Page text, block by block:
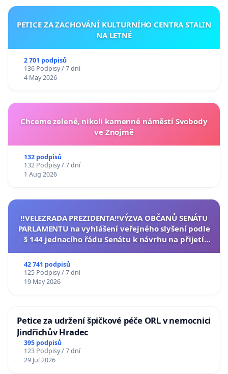
PETICE ZA ZACHOVÁNÍ KULTURNÍHO CENTRA STALIN
NA LETNÉ
2 701 podpisů
136 Podpisy / 7 dní
4 May 2026
Chceme zelené, nikoli kamenné náměstí Svobody
ve Znojmě
132 podpisů
132 Podpisy / 7 dní
1 Aug 2026
‼️VELEZRADA PREZIDENTA‼️VÝZVA OBČANŮ SENÁTU
PARLAMENTU na vyhlášení veřejného slyšení podle
§ 144 jednacího řádu Senátu k návrhu na přijetí
42 741 podpisů
125 Podpisy / 7 dní
19 May 2026
Petice za udržení špičkové péče ORL v nemocnici
Jindřichův Hradec
395 podpisů
123 Podpisy / 7 dní
29 Jul 2026